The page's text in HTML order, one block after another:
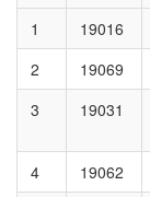
1
19016
2
19069
3
19031
4 19062